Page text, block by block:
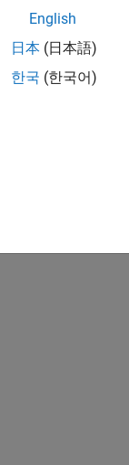
English
日本 (日本語)
한국 (한국어)